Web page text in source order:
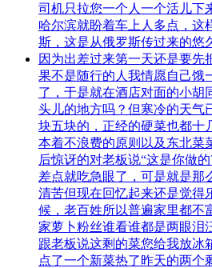
司机只拉您一个人一个活儿下
哈尔滨就盼着车上人多点，这
斯，这是从俄罗斯传过来的悠
因为出差过来第一天还是要
果不是随行的人我情愿自己饿
了，于是就在酒店对面的小胡
头儿的地方吗？但寒冷的天气
块五块的，正经的硬菜也都十
本着不浪费的原则以及东北菜
后惊讶的对老板说“这是你做
差点就吃急眼了，可是就是那
清苦但现在回忆起来还是觉得
候，老百姓所以普遍家里都不
家萝卜粉丝谁看谁都是两眼泪
跟老板说这剩的菜您给我放冰
点了一个新菜热了昨天的两